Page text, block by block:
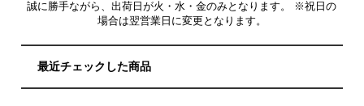
誠に勝手ながら、出荷日が火・水・金のみとなります。 ※祝日の
場合は翌営業日に変更となります。
最近チェックした商品